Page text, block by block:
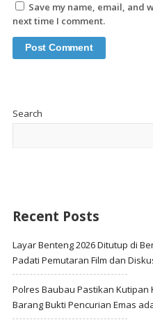
Save my name, email, and
next time I comment.
Search
Recent Posts
Layar Benteng 2026 Ditutup di
Padati Pemutaran Film dan
Polres Baubau Pastikan Kutipan
Barang Bukti Pencurian Emas